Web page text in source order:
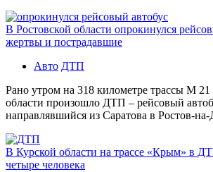
В Ростовской области опрокинулся
жертвы и пострадавшие
Авто ДТП
Рано утром на 318 километре трассы М 21
области произошло ДТП – рейсовый
направлявшийся из Саратова в Ростов-
В Курской области на трассе «Крым» в
четыре человека